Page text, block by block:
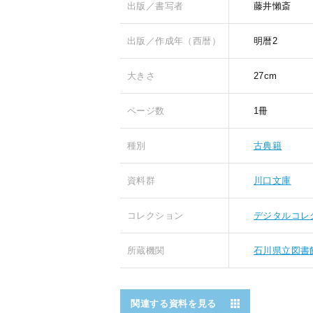
出版／書写者 藤井懶斎
出版／作成年（西暦） 明暦2
大きさ 27cm
ページ数 1冊
種別 古典籍
資料群 川口文庫
コレクション デジタルコレ
所蔵機関 石川県立図書
関連する資料を見る